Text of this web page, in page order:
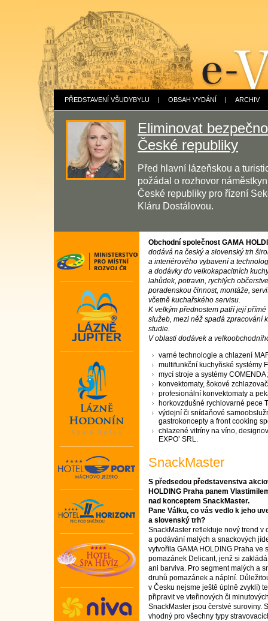
PŘEDSTAVENÍ VŠUDYBYLU | OBSAH VYDÁNÍ | ARCHIV
Eliminovat
České republiky
Před hlavní lázeňskou a
požádal o rozhovor
České republiky pro řízení
Kláru Dostálovou.
Obchodní společnost GAMA
dodává na český a slovenský trh
a interiérového vybavení a
a dodávky do velkokapacitních
lahůdek, potravin, rychlých
poradenskou činnost, montáže,
včetně kuchařského servisu.
K velkým přednostem patří její
služeb, mezi něž spadá zpracování
studie.
V oblasti dodávek a
varné technologie a chlazení
multifunkční kuchyňské systémy
mycí stroje a systémy COMENDA;
konvektomaty, šokové
profesionální konvektomaty a
horkovzdušné rychlovarné pece
výdejní či snídaňové
gastrokoncepty a front cooking
chlazené vitríny na víno,
EXPO’ SRL.
SnackMaster
S předsedou představenstva
HOLDING Praha panem
nad konceptem SnackMaster.
Pane Válku, co vás vedlo k jeho
a slovenský trh?
SnackMaster reflektuje nový trend v
a podávání malých a snackových
vytvořila GAMA HOLDING Praha ve
pomazánek Delicant, jenž si
ani barviva. Pro segment malých a
druhů pomazánek a náplní.
v Česku nejsme ještě úplně zvyklí)
připravit ve vteřinových či
SnackMaster jsou čerstvé suroviny.
vhodný pro všechny typy